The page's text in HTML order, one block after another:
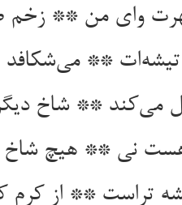
می‌‌کند ** شاخ